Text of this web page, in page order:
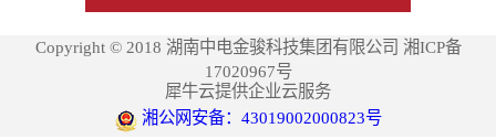
Copyright © 2018 湖南中电金骏科技集团有限公司 湘ICP备
17020967号
犀牛云提供企业云服务
湘公网安备：43019002000823号